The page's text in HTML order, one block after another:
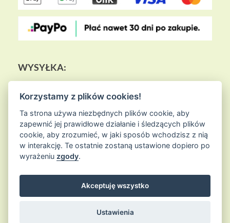
WYSYŁKA:
© 2026Sklep Ziołowa Wyspais proudly powered by
Entries (RSS) and Comments (RSS)
Korzystamy z plików cookies!
Ta strona używa niezbędnych plików cookie, aby
zapewnić jej prawidłowe działanie i śledzących plików
cookie, aby zrozumieć, w jaki sposób wchodzisz z nią
w interakcję. Te ostatnie zostaną ustawione dopiero po
wyrażeniu zgody.
Akceptuję wszystko
Ustawienia